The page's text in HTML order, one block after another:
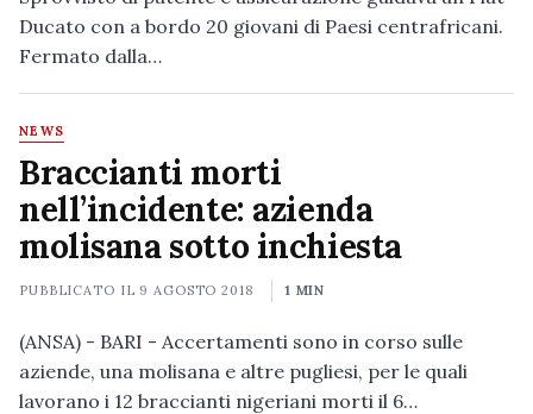
Ducato con a bordo 20 giovani di Paesi centrafricani.
Fermato dalla…
NEWS
Braccianti morti
nell’incidente: azienda
molisana sotto inchiesta
PUBBLICATO IL 9 AGOSTO 2018 1 MIN
(ANSA) - BARI - Accertamenti sono in corso sulle
aziende, una molisana e altre pugliesi, per le quali
lavorano i 12 braccianti nigeriani morti il 6…